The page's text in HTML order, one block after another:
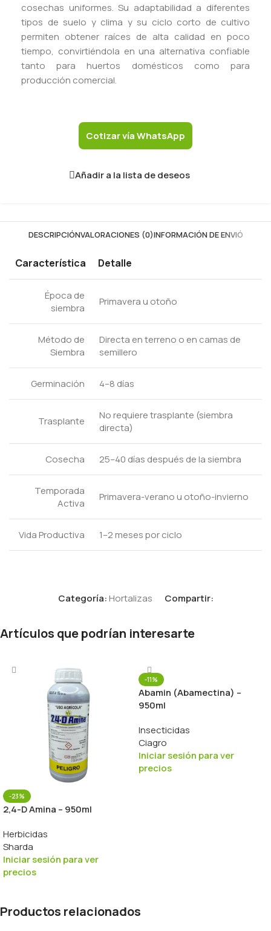
cosechas uniformes. Su adaptabilidad a diferentes
tipos de suelo y clima y su ciclo corto de cultivo
permiten obtener raíces de alta calidad en poco
tiempo, convirtiéndola en una alternativa confiable
tanto para huertos domésticos como para
producción comercial.
Cotizar vía WhatsApp
Añadir a la lista de deseos
DESCRIPCIÓNVALORACIONES (0)INFORMACIÓN DE ENVIÓ
Característica Detalle
Época de
siembra
Primavera u otoño
Método de
Siembra
Directa en terreno o en camas de
semillero
Germinación 4–8 días
Trasplante
No requiere trasplante (siembra
directa)
Cosecha 25–40 días después de la siembra
Temporada
Activa
Primavera-verano u otoño-invierno
Vida Productiva 1–2 meses por ciclo
Categoría:Hortalizas Compartir:
Artículos que podrían interesarte
-23%
2,4-D Amina – 950ml
Herbicidas
Sharda
Iniciar sesión para ver
precios
-11%
Abamin (Abamectina) –
950ml
Insecticidas
Ciagro
Iniciar sesión para ver
precios
Productos relacionados